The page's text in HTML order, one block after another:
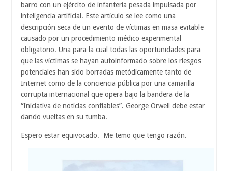
barro con un ejército de infantería pesada impulsada por
inteligencia artificial. Este artículo se lee como una
descripción seca de un evento de víctimas en masa evitable
causado por un procedimiento médico experimental
obligatorio. Una para la cual todas las oportunidades para
que las víctimas se hayan autoinformado sobre los riesgos
potenciales han sido borradas metódicamente tanto de
Internet como de la conciencia pública por una camarilla
corrupta internacional que opera bajo la bandera de la
“Iniciativa de noticias confiables”. George Orwell debe estar
dando vueltas en su tumba.
Espero estar equivocado. Me temo que tengo razón.